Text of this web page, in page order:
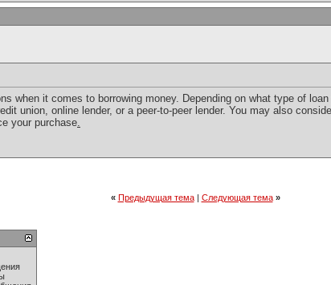
when it comes to borrowing money. Depending on what type of
union, online lender, or a peer-to-peer lender. You may also
your purchase.
« Предыдущая тема| Следующая тема »